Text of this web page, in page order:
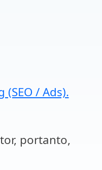
/ Ads).
portanto,